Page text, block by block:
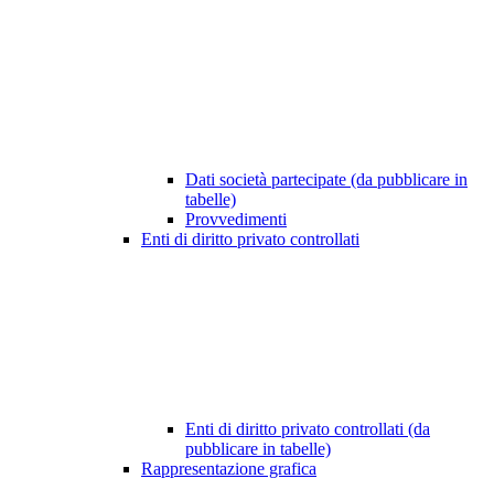
Dati società partecipate (da pubblicare in
tabelle)
Provvedimenti
Enti di diritto privato controllati
Enti di diritto privato controllati (da
pubblicare in tabelle)
Rappresentazione grafica